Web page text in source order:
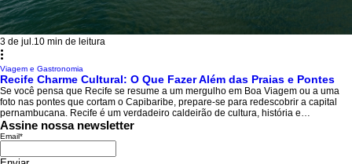
3 de jul.10 min de leitura
Viagem e Gastronomia
Recife Charme Cultural: O Que Fazer Além das Praias e Pontes
Se você pensa que Recife se resume a um mergulho em Boa Viagem ou a uma
foto nas pontes que cortam o Capibaribe, prepare-se para redescobrir a capital
pernambucana. Recife é um verdadeiro caldeirão de cultura, história e
diversidade que pulsa em cada esquina. Ao adentrar pelas ruas da "Veneza
Brasileira", você rapidamente se depara com um ambiente vibrante, onde
modernidade do Manguebeat e a inovação t
Assine nossa newsletter
Email*